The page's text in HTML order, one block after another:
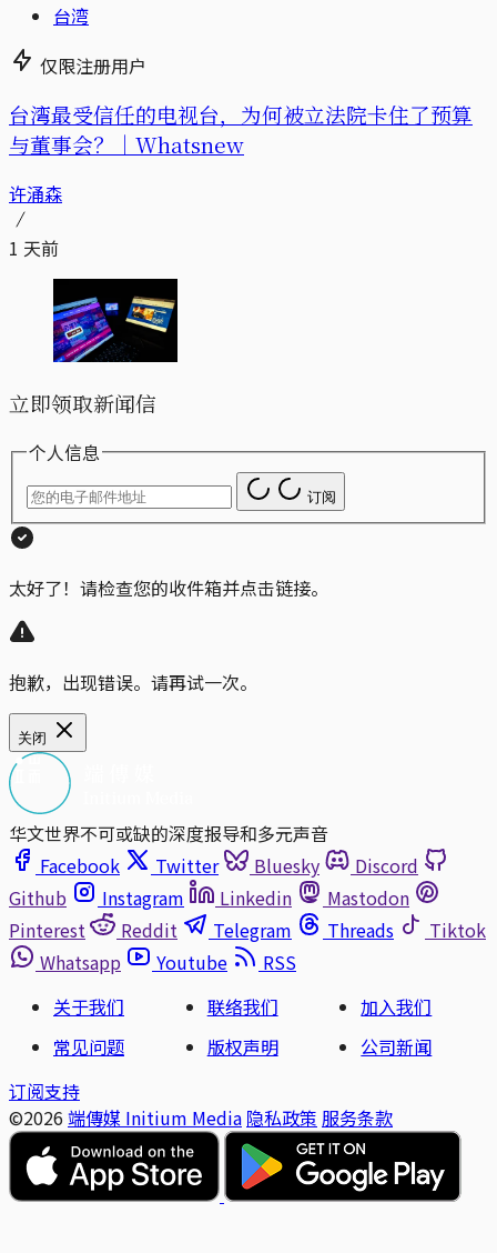
台湾
仅限注册用户
台湾最受信任的电视台，为何被立法院卡住了预算
与董事会？｜Whatsnew
许涌森
1 天前
立即领取新闻信
个人信息
订阅
太好了！请检查您的收件箱并点击链接。
抱歉，出现错误。请再试一次。
关闭
华文世界不可或缺的深度报导和多元声音
Facebook
Twitter Bluesky
Discord
Github
Instagram Linkedin
Mastodon
Pinterest
Reddit Telegram Threads
Tiktok
Whatsapp
Youtube
RSS
关于我们
联络我们
加入我们
常见问题
版权声明
公司新闻
订阅支持
©2026 端傳媒 Initium Media 隐私政策 服务条款